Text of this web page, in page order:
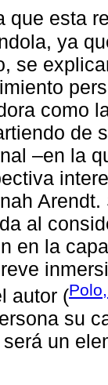
que esta
ya
se
como
de
–en la
al
en la
autor (
su
un